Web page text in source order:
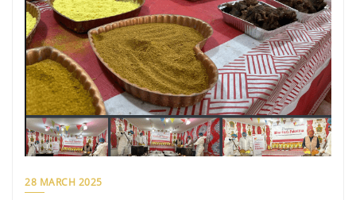
28 MARCH 2025